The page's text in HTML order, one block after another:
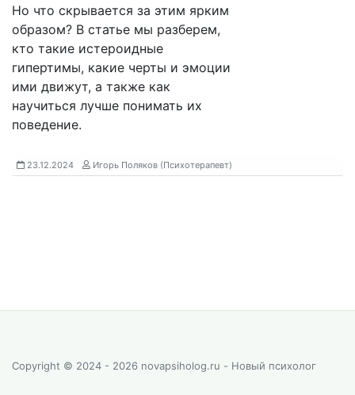
Но что скрывается за этим ярким
образом? В статье мы разберем,
кто такие истероидные
гипертимы, какие черты и эмоции
ими движут, а также как
научиться лучше понимать их
поведение.
23.12.2024 Игорь Поляков (Психотерапевт)
Copyright © 2024 - 2026 novapsiholog.ru - Новый психолог